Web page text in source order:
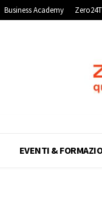
Business Academy
EVENTI &